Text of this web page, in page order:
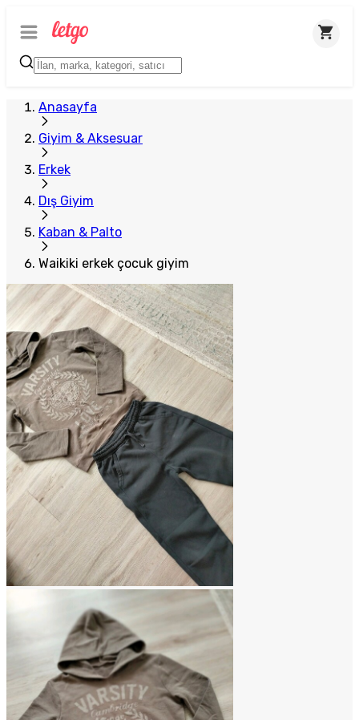
Anasayfa
Giyim & Aksesuar
Erkek
Dış Giyim
Kaban & Palto
Waikiki erkek çocuk giyim